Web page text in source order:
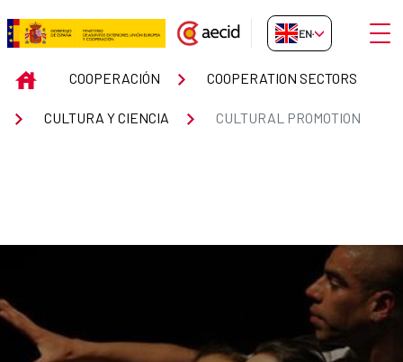
Skip to Main Content
CULTURAL PROMOTION
EN-GB
INICIOCOOPERACIÓN COOPERATION SECTORS
CULTURA Y CIENCIA CULTURAL PROMOTION